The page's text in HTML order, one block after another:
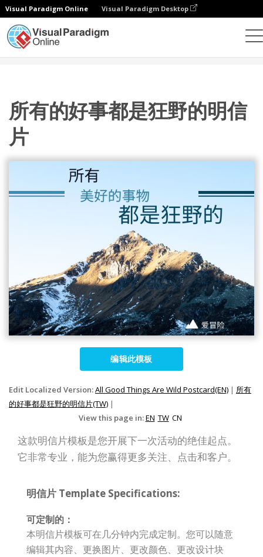
Visual Paradigm Online Visual Paradigm Desktop
所有的好事都是狂野的明信
片
编辑此模板
Edit Localized Version:All Good Things Are Wild Postcard(EN) | 所有
的好事都是狂野的明信片(TW) |
View this page in:EN TW CN
这款明信片模板是您开展下一次活动的绝佳起点。
它非常专业，能为您赢得更多关注、点击和客户。
明信片 Template Specifications:
可定制的：
本明信片模板可在几分钟内完成定制。您可以随意
编辑其内容、更换图片、更改颜色、更改设计块